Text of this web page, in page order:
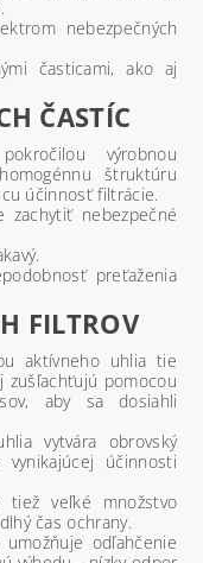
nebezpečných
časticami, ako aj
ČASTÍC
výrobnou
štruktúru
účinnosť filtrácie.
zachytiť nebezpečné
preťaženia
FILTROV
aktívneho uhlia tie
zušľachťujú pomocou
aby sa dosiahli
vytvára obrovský
účinnosti
tiež veľké množstvo
čas ochrany.
odľahčenie